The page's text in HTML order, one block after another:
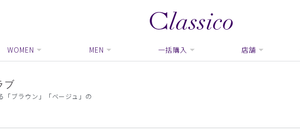
WOMEN MEN 一括購入 店舗
ブ
ブラウン」「ベージュ」の